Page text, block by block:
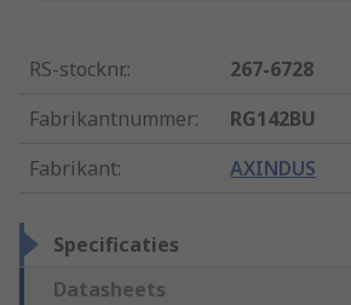
RS-stocknr.:
267-6728
Fabrikantnummer:
RG142BU
Fabrikant: AXINDUS
Specificaties
Datasheets